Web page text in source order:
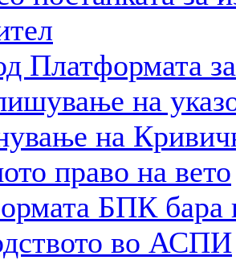
Платформата
на
на
право на вето
БПК бара
во АСПИ